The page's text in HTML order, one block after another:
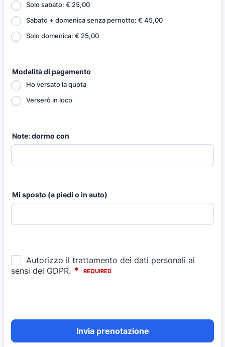
Solo sabato: € 25,00
Sabato + domenica senza pernotto: € 45,00
Solo domenica: € 25,00
Modalità di pagamento
Ho versato la quota
Verserò in loco
Note: dormo con
Mi sposto (a piedi o in auto)
Invia prenotazione